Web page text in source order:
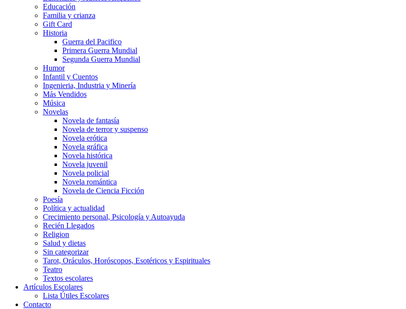
Educación
Familia y crianza
Gift Card
Historia
Guerra del Pacifico
Primera Guerra Mundial
Segunda Guerra Mundial
Humor
Infantil y Cuentos
Ingenieria, Industria y Minería
Más Vendidos
Música
Novelas
Novela de fantasía
Novela de terror y suspenso
Novela erótica
Novela gráfica
Novela histórica
Novela juvenil
Novela policial
Novela romántica
Novela de Ciencia Ficción
Poesía
Política y actualidad
Crecimiento personal, Psicología y Autoayuda
Recién Llegados
Religion
Salud y dietas
Sin categorizar
Tarot, Oráculos, Horóscopos, Esotéricos y Espirituales
Teatro
Textos escolares
Artículos Escolares
Lista Útiles Escolares
Contacto